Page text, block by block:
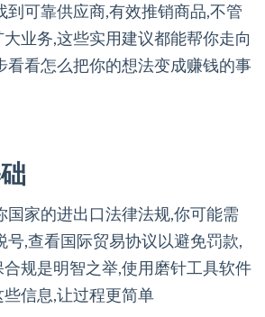
到可靠供应商,有效推销商品,不管
业务,这些实用建议都能帮你走向
看看怎么把你的想法变成赚钱的事
国家的进出口法律法规,你可能需
号,查看国际贸易协议以避免罚款,
规是明智之举,使用磨针工具软件
信息,让过程更简单